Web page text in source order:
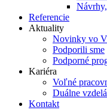
Referencie
Aktuality
Novinky vo
Podporili sme
Podporné
Kariéra
Voľné
Duálne
Kontakt